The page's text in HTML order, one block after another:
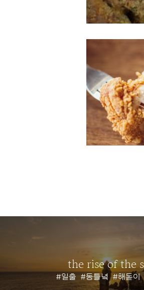
the rise of the
#일출 #동틀녘 #해돋이